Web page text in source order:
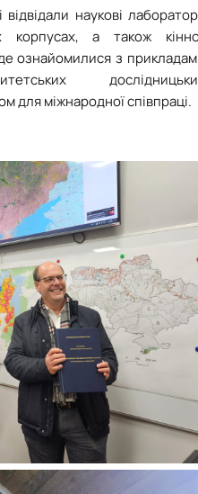
наукові
корпусах, а також
ознайомилися з
для міжнародної співпраці.